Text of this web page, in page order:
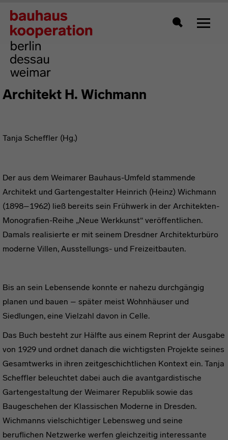
Zeigt
Architekt H. Wichmann
Tanja Scheffler (Hg.)
Der aus dem Weimarer Bauhaus-Umfeld stammende
Architekt und Gartengestalter Heinrich (Heinz) Wichmann
(1898–1962) ließ bereits sein Frühwerk in der Architekten-
Monografien-Reihe „Neue Werkkunst“ veröffentlichen.
Damals realisierte er mit seinem Dresdner Architekturbüro
moderne Villen, Ausstellungs- und Freizeitbauten.
Bis an sein Lebensende konnte er nahezu durchgängig
planen und bauen – später meist Wohnhäuser und
Siedlungen, eine Vielzahl davon in Celle.
Das Buch besteht zur Hälfte aus einem Reprint der Ausgabe
von 1929 und ordnet danach die wichtigsten Projekte seines
Gesamtwerks in ihren zeitgeschichtlichen Kontext ein. Tanja
Scheffler beleuchtet dabei auch die avantgardistische
Gartengestaltung der Weimarer Republik sowie das
Baugeschehen der Klassischen Moderne in Dresden.
Wichmanns vielschichtiger Lebensweg und seine
beruflichen Netzwerke werfen gleichzeitig interessante